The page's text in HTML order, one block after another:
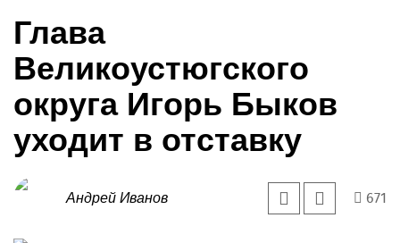
Глава
Великоустюгского
округа Игорь Быков
уходит в отставку
Андрей Иванов 671